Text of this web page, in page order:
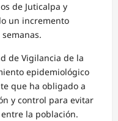
de Juticalpa y
un incremento
de Vigilancia de la
epidemiológico
que ha obligado a
y control para evitar
la población.